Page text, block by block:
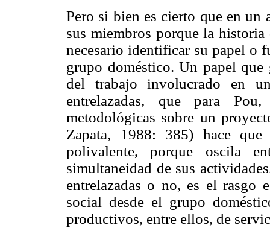
Pero si bien es cierto que en un
sus miembros porque la
necesario identificar su papel o
grupo doméstico. Un papel
del trabajo involucrado en
entrelazadas, que para
metodológicas sobre un
Zapata, 1988: 385) hace
polivalente, porque oscila
simultaneidad de sus
entrelazadas o no, es el rasgo
social desde el grupo
productivos, entre ellos, de